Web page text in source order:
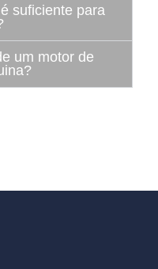
suficiente para
um motor de